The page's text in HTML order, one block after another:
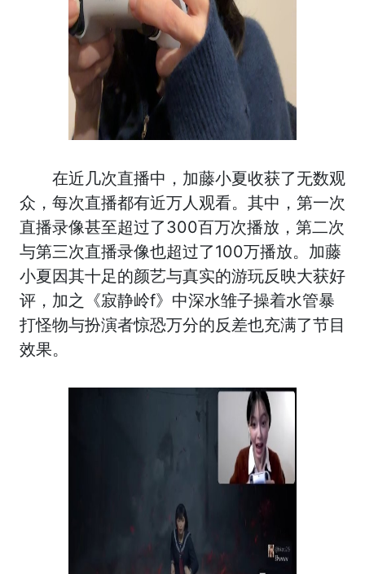
在近几次直播中，加藤小夏收获了无数观
众，每次直播都有近万人观看。其中，第一次
直播录像甚至超过了300百万次播放，第二次
与第三次直播录像也超过了100万播放。加藤
小夏因其十足的颜艺与真实的游玩反映大获好
评，加之《寂静岭f》中深水雏子操着水管暴
打怪物与扮演者惊恐万分的反差也充满了节目
效果。